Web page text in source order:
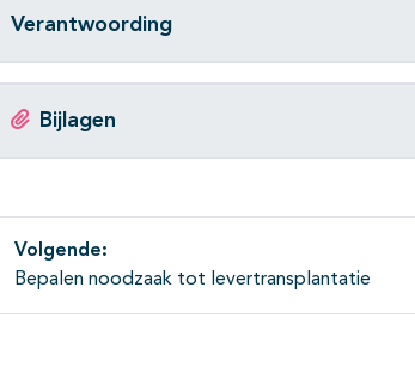
Verantwoording
Bijlagen
Volgende:
Bepalen noodzaak tot levertransplantatie